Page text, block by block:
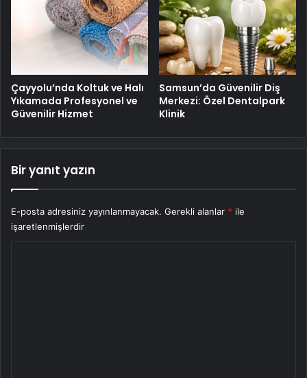
Çayyolu’nda Koltuk ve Halı
Yıkamada Profesyonel ve
Güvenilir Hizmet
Samsun’da Güvenilir Diş
Merkezi: Özel Dentalpark
Klinik
Bir yanıt yazın
E-posta adresiniz yayınlanmayacak. Gerekli alanlar * ile
işaretlenmişlerdir